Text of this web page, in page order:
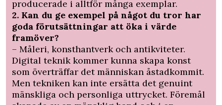
producerade i alltför många exemplar.
2. Kan du ge exempel på ­något du tror har
goda förutsättningar att öka i värde
framöver?
– Måleri, konsthantverk och antikviteter.
Digital teknik kommer kunna skapa konst
som överträffar det människan åstadkommit.
Men tekniken kan inte ersätta det genuint
mänskliga och personliga uttrycket. Föremål